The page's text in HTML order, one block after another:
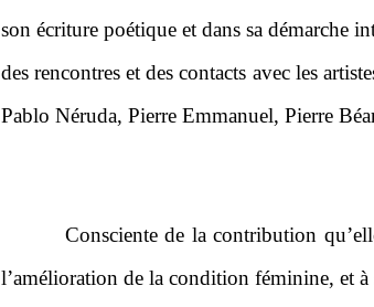
son écriture poétique et dans sa démarche
des rencontres et des contacts avec les
Pablo Néruda, Pierre Emmanuel, Pierre
Consciente de la contribution
l’amélioration de la condition féminine, et